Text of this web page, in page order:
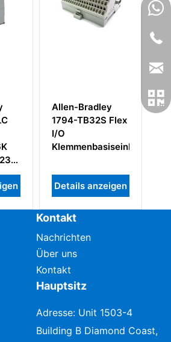
Allen-Bradley
1794-TB32S Flex
I/O
Klemmenbasiseinheit
Details anzeigen
Kontakt
Nachrichten
Über uns
Kontakt
Hauptsitz
Adresse: Unit 1503-4
Building B Diamond Coast,